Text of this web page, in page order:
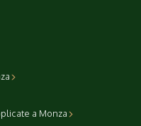
a Monza